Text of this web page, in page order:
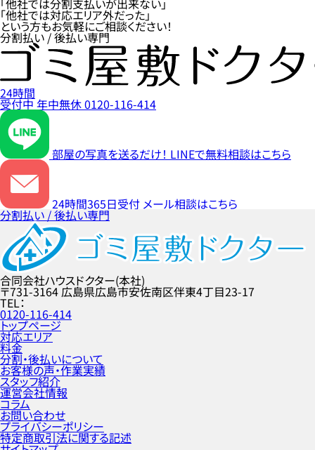
「他社では分割支払いが出来ない」
「他社では対応エリア外だった」
という方もお気軽にご相談ください！
分割払い / 後払い専門
24時間
受付中年中無休0120-116-414
部屋の写真を送るだけ！ LINEで無料相談はこちら
24時間365日受付 メール相談はこちら
分割払い / 後払い専門
合同会社ハウスドクター(本社)
〒731-3164 広島県広島市安佐南区伴東4丁目23-17
TEL
0120-116-414
トップページ
対応エリア
料金
分割・後払いについて
お客様の声・作業実績
スタッフ紹介
運営会社情報
コラム
お問い合わせ
プライバシーポリシー
特定商取引法に関する記述